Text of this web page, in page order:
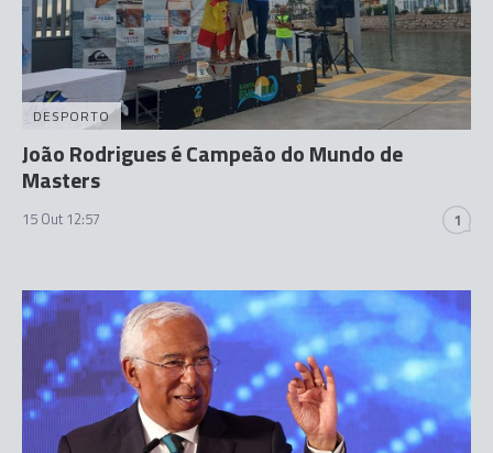
DESPORTO
João Rodrigues é Campeão do Mundo de
Masters
15 Out 12:57 1